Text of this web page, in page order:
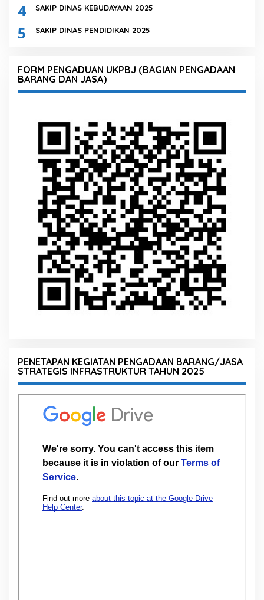
4 SAKIP DINAS KEBUDAYAAN 2025
5 SAKIP DINAS PENDIDIKAN 2025
FORM PENGADUAN UKPBJ (BAGIAN PENGADAAN
BARANG DAN JASA)
PENETAPAN KEGIATAN PENGADAAN BARANG/JASA
STRATEGIS INFRASTRUKTUR TAHUN 2025